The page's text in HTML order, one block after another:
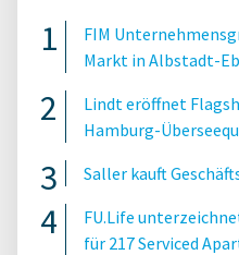
FIM
Markt in Albstadt-
Lindt eröffnet
Hamburg-
Saller kauft
FU.Life
für 217 Serviced